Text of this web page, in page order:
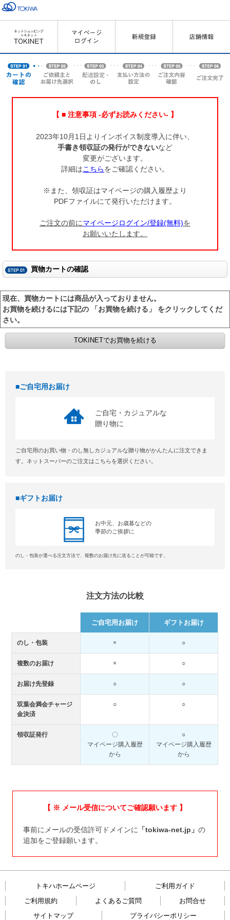
【 ■ 注意事項 -必ずお読みください- 】
2023年10月1日よりインボイス制度導入に伴い、
手書き領収証の発行ができないなど
変更がございます。
詳細はこちらをご確認ください。
※また、領収証はマイページの購入履歴より
PDFファイルにて発行いただけます。
ご注文の前にマイページログイン/登録(無料)を
お願いいたします。
買物カートの確認
現在、買物カートには商品が入っておりません。
お買物を続けるには下記の 「お買物を続ける」 をクリックしてくだ
さい。
ご自宅用お届け
ご自宅・カジュアルな
贈り物に
ご自宅用のお買い物・のし無しカジュアルな贈り物がかんたんに注文できま
す。ネットスーパーのご注文はこちらを選択ください。
ギフトお届け
お中元、お歳暮などの
季節のご挨拶に
のし・包装が選べる注文方法で、複数のお届け先に送ることが可能です。
注文方法の比較
ご自宅用お届け ギフトお届け
のし・包装 × ○
複数のお届け × ○
お届け先登録 ○ ○
双葉会満会チャージ
金決済
○ ○
領収証発行
〇
マイページ購入履歴
から
○
マイページ購入履歴
から
【 ※ メール受信についてご確認願います 】
事前にメールの受信許可ドメインに 「tokiwa-net.jp」 の
追加をご登録願います。
トキハホームページ
ご利用ガイド
ご利用規約
よくあるご質問
お問合せ
サイトマップ
プライバシーポリシー